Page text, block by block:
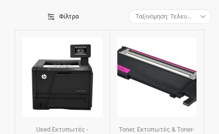
Φίλτρα
Used Εκτυπωτές -
Toner, Εκτυπωτές & Toner-